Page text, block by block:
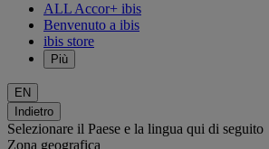
ALL Accor+ ibis
Benvenuto a ibis
ibis store
Più
EN
Indietro
Selezionare il Paese e la lingua qui di seguito
Zona geografica